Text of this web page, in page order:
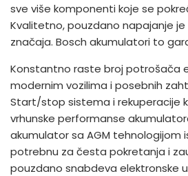
sve više komponenti koje se
Kvalitetno, pouzdano napajanje
značaja. Bosch akumulatori to
Konstantno raste broj potrošača
modernim vozilima i posebnih
Start/stop sistema i rekuperacije
vrhunske performanse
akumulator sa AGM tehnologijom
potrebnu za česta pokretanja i
pouzdano snabdeva elektronske